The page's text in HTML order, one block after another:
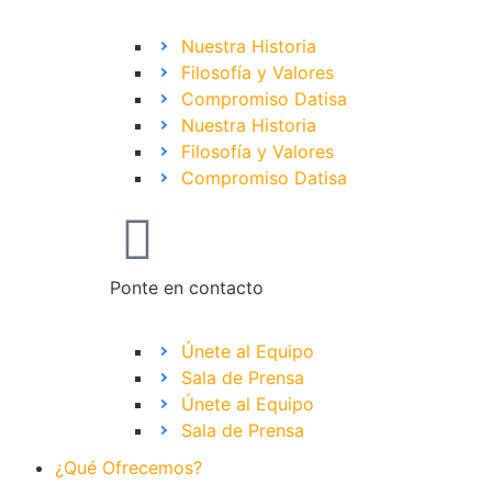
Nuestra Historia
Filosofía y Valores
Compromiso Datisa
Nuestra Historia
Filosofía y Valores
Compromiso Datisa
Ponte en contacto
Únete al Equipo
Sala de Prensa
Únete al Equipo
Sala de Prensa
¿Qué Ofrecemos?